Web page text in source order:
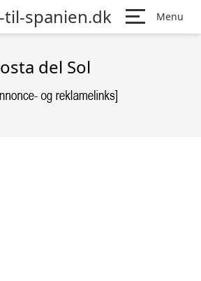
spanien.dk Menu
del Sol